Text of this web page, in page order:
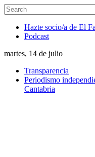
Hazte socio/a de El
Podcast
martes, 14 de julio
Transparencia
Periodismo
Cantabria